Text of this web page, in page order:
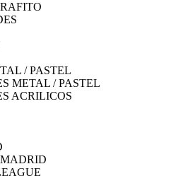
/ PASTEL
METAL / PASTEL
ACRILICOS